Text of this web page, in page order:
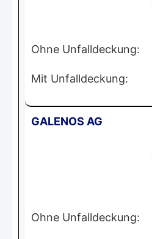
Ohne Unfalldeckung:
Mit Unfalldeckung:
GALENOS AG
Ohne Unfalldeckung: